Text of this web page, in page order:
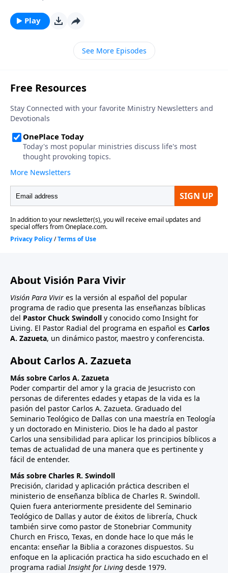
vidas que tiene un valor eterno. Dios quiere que
dejemos tan solo de existir y comencemos a vivir. En
otras palabras, ¡sea intrépido! En este pasaje
aprenderemos a cómo hacer a un lado el
Play
See More Episodes
About Visión Para Vivir
Visión Para Vivir es la versión al español del popular
programa de radio que presenta las enseñanzas bíblicas
del Pastor Chuck Swindoll y conocido como Insight for
Living. El Pastor Radial del programa en español es Carlos
A. Zazueta, un dinámico pastor, maestro y conferencista.
About Carlos A. Zazueta
Más sobre Carlos A. Zazueta
Poder compartir del amor y la gracia de Jesucristo con
personas de diferentes edades y etapas de la vida es la
pasión del pastor Carlos A. Zazueta. Graduado del
Seminario Teológico de Dallas con una maestría en Teología
y un doctorado en Ministerio. Dios le ha dado al pastor
Carlos una sensibilidad para aplicar los principios bíblicos a
temas de actualidad de una manera que es pertinente y
fácil de entender.
Más sobre Charles R. Swindoll
Precisión, claridad y aplicación práctica describen el
ministerio de enseñanza bíblica de Charles R. Swindoll.
Quien fuera anteriormente presidente del Seminario
Teológico de Dallas y autor de éxitos de librería, Chuck
también sirve como pastor de Stonebriar Community
Church en Frisco, Texas, en donde hace lo que más le
encanta: enseñar la Biblia a corazones dispuestos. Su
enfoque en la aplicación practica ha sido escuchado en el
programa radialInsight for Living desde 1979.